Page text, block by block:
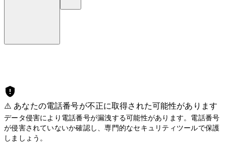
⚠️ あなたの電話番号が不正に取得された可能性があります
データ侵害により電話番号が漏洩する可能性があります。電話番号
が侵害されていないか確認し、専門的なセキュリティツールで保護
しましょう。